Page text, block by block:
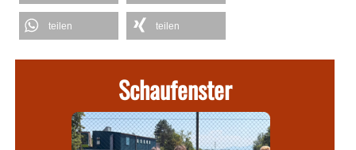
teilen teilen
Schaufenster